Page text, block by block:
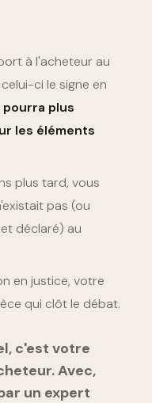
à l'acheteur au
ci le signe en
pourra plus
les éléments
plus tard, vous
pas (ou
déclaré) au
en justice, votre
qui clôt le débat.
c'est votre
Avec,
un expert